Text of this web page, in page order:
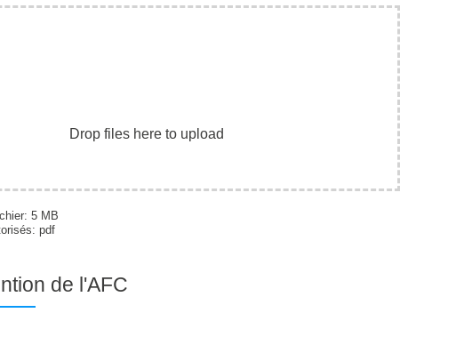
Drop files here to upload
5 MB
pdf
de l'AFC